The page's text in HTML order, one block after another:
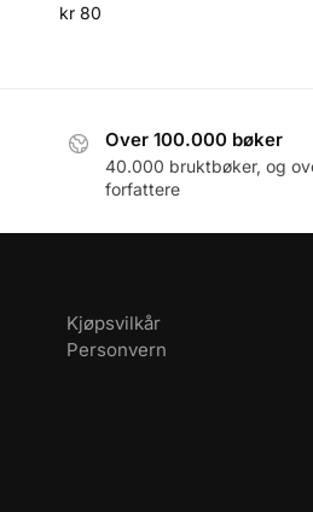
kr 80
Over 100.000 bøker
40.000 bruktbøker, og
forfattere
Kjøpsvilkår
Personvern